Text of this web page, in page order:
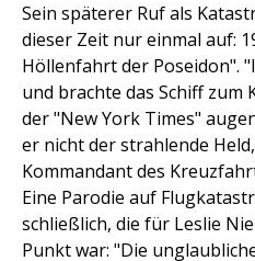
Sein späterer Ruf als
dieser Zeit nur einmal auf:
Höllenfahrt der Poseidon".
und brachte das Schiff zum
der "New York Times"
er nicht der strahlende
Kommandant des
Eine Parodie auf
schließlich, die für Leslie
Punkt war: "Die